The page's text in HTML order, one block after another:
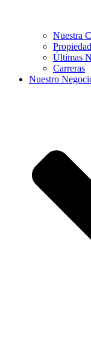
Nuestra
Últimas
Carreras
Nuestro